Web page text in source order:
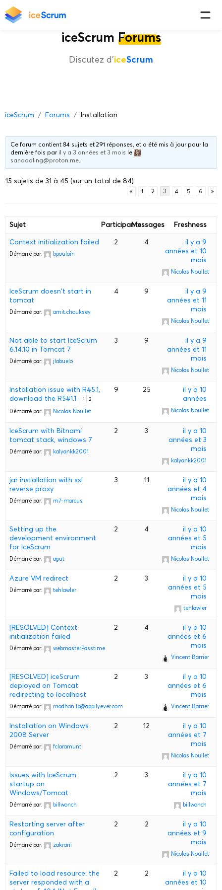
iceScrum Forums
Discutez d'iceScrum
iceScrum Forums Installation
Ce forum contient 84 sujets et 291 réponses, et a été mis à jour pour la
dernière fois par il y a 3 années et 3 mois le
sanaodling@proton.me.
15 sujets de 31 à 45 (sur un total de 84)
« 1 2 3 4 5 6 »
Sujet ParticipantsMessages Freshness
Context initialization failed
Démarré par: bpoulain
2 4
il y a 9
années et 10
mois
Nicolas Noullet
IceScrum doesn't start in
tomcat
Démarré par: amit.chouksey
4 9
il y a 9
années et 11
mois
Nicolas Noullet
Not able to start IceScrum
6.14.10 in Tomcat 7
Démarré par: jlabuelo
3 9
il y a 9
années et 11
mois
Nicolas Noullet
Installation issue with R#5.1,
download the R5#1.1
1 2
Démarré par: Nicolas Noullet
9 25
il y a 10
années
Nicolas Noullet
IceScrum with Bitnami
tomcat stack, windows 7
Démarré par: kalyankk2001
2 3
il y a 10
années et 3
mois
kalyankk2001
jar installation with ssl
reverse proxy
Démarré par: m7-marcus
3 11
il y a 10
années et 4
mois
Nicolas Noullet
Setting up the
development environment
for IceScrum
Démarré par: agut
2 4
il y a 10
années et 5
mois
Nicolas Noullet
Azure VM redirect
Démarré par: tehlawler
2 3
il y a 10
années et 5
mois
tehlawler
[RESOLVED] Context
initialization failed
Démarré par: webmasterPasstime
2 4
il y a 10
années et 6
mois
Vincent Barrier
[RESOLVED] iceScrum
deployed on Tomcat
redirecting to localhost
Démarré par: madhan.lp@appilyever.com
2 3
il y a 10
années et 6
mois
Vincent Barrier
Installation on Windows
2008 Server
Démarré par: fclaramunt
2 12
il y a 10
années et 7
mois
Nicolas Noullet
Issues with IceScrum
startup on
Windows/Tomcat
Démarré par: billwonch
2 3
il y a 10
années et 7
mois
billwonch
Restarting server after
configuration
Démarré par: zakrani
2 2
il y a 10
années et 9
mois
Nicolas Noullet
Failed to load resource: the
server responded with a
2 2
il y a 10
années et 10